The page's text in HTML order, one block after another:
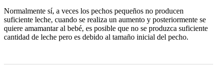
Normalmente sí, a veces los pechos pequeños no producen
suficiente leche, cuando se realiza un aumento y posteriormente se
quiere amamantar al bebé, es posible que no se produzca suficiente
cantidad de leche pero es debido al tamaño inicial del pecho.